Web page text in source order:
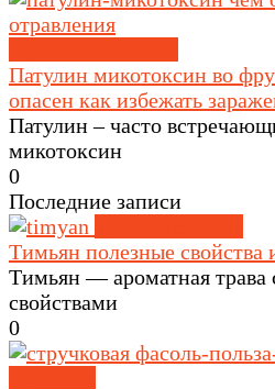
Патулин микотоксин во
опасен как избежать
Патулин – часто
микотоксин
0
Последние записи
Тимьян полезные свойства
Тимьян — ароматная трава
свойствами
0